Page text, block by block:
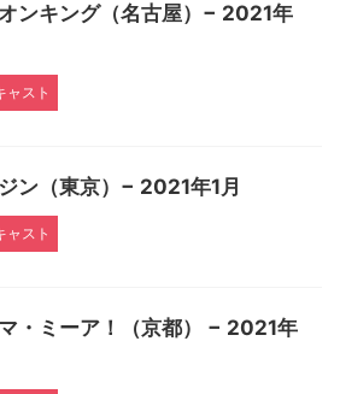
ンキング（名古屋）− 2021年
ャスト
ン（東京）− 2021年1月
ャスト
・ミーア！（京都） − 2021年